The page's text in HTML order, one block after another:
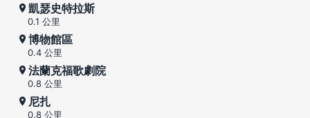
凱瑟史特拉斯
0.1 公里
博物館區
0.4 公里
法蘭克福歌劇院
0.8 公里
尼扎
0.8 公里